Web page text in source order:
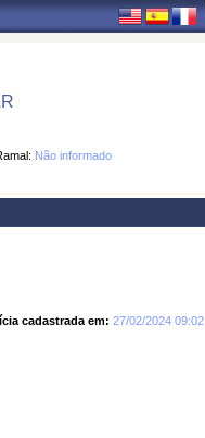
Não informado
cadastrada em: 27/02/2024 09:02